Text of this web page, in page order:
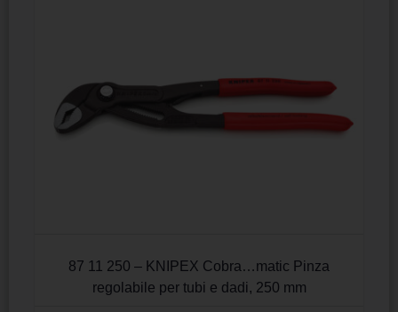
87 11 250 – KNIPEX Cobra…matic Pinza
regolabile per tubi e dadi, 250 mm